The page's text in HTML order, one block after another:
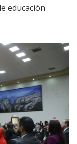
educación